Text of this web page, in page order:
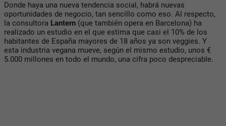
Donde haya una nueva tendencia social, habrá nuevas
oportunidades de negocio, tan sencillo como eso. Al respecto,
la consultora Lantern (que también opera en Barcelona) ha
realizado un estudio en el que estima que casi el 10% de los
habitantes de España mayores de 18 años ya son veggies. Y
esta industria vegana mueve, según el mismo estudio, unos €
5.000 millones en todo el mundo, una cifra poco despreciable.